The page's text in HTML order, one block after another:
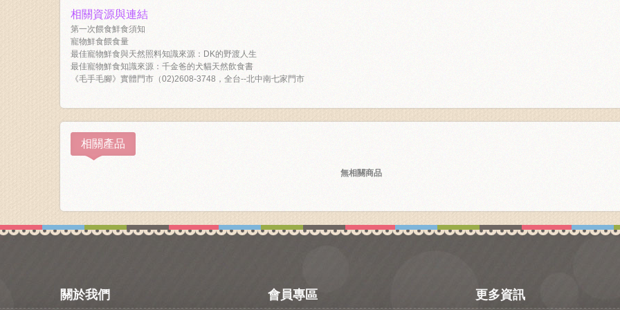
相關資源與連結
第一次餵食鮮食須知
寵物鮮食餵食量
最佳寵物鮮食與天然照料知識來源：DK的野渡人生
最佳寵物鮮食知識來源：千金爸的犬貓天然飲食書
《毛手毛腳》實體門市（02)2608-3748，全台--北中南七家門市
相關產品
無相關商品
關於我們 會員專區 更多資訊